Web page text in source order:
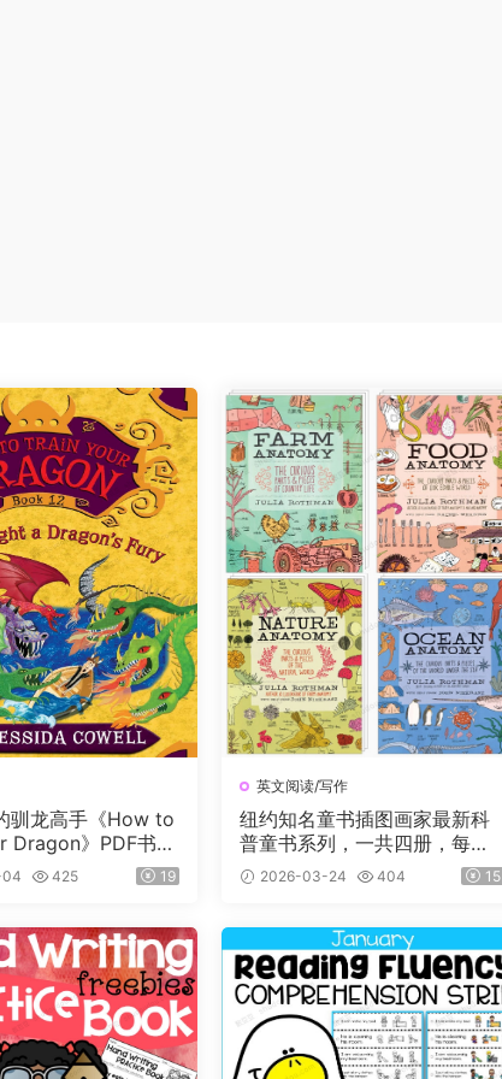
驯龙高手《How to
Dragon》PDF书籍
书及音频+3册漫
900L左右，适读年
425 19
英文阅读/写作
纽约知名童书插图画家最新科
普童书系列，一共四册，每册2
25页，自然+海洋+食物+农场
四大主题，图文并茂，生动有
2026-03-24 404 15